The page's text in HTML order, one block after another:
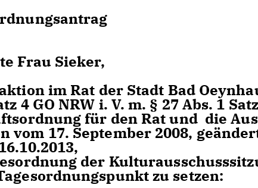
Frau Sieker,
im Rat der Stadt Bad
4 GO NRW i. V. m. § 27 Abs. 1
für den Rat und die
vom 17. September 2008,
der
zu setzen: